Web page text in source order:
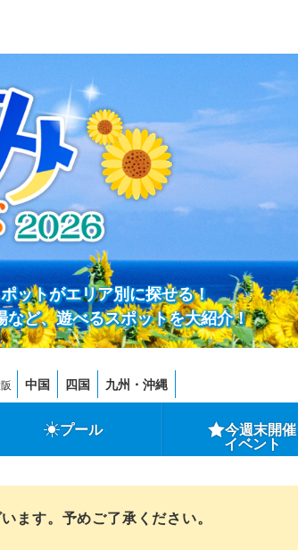
ットがエリア別に探せる！
ど、遊べるスポットを大紹介！
中国 四国 九州・沖縄
プール 今週末開催
イベント
ます。予めご了承ください。